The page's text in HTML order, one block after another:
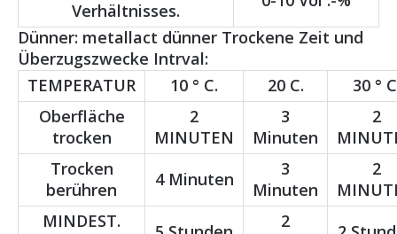
Verhältnisses.
Dünner: metallact dünner Trockene Zeit und
Überzugszwecke Intrval:
TEMPERATUR
10 ° C. 20 C.
30 °
Oberfläche
trocken
2
MINUTEN
3
Minuten
2
Trocken
berühren
4 Minuten
3
Minuten
2
MINDEST.
2